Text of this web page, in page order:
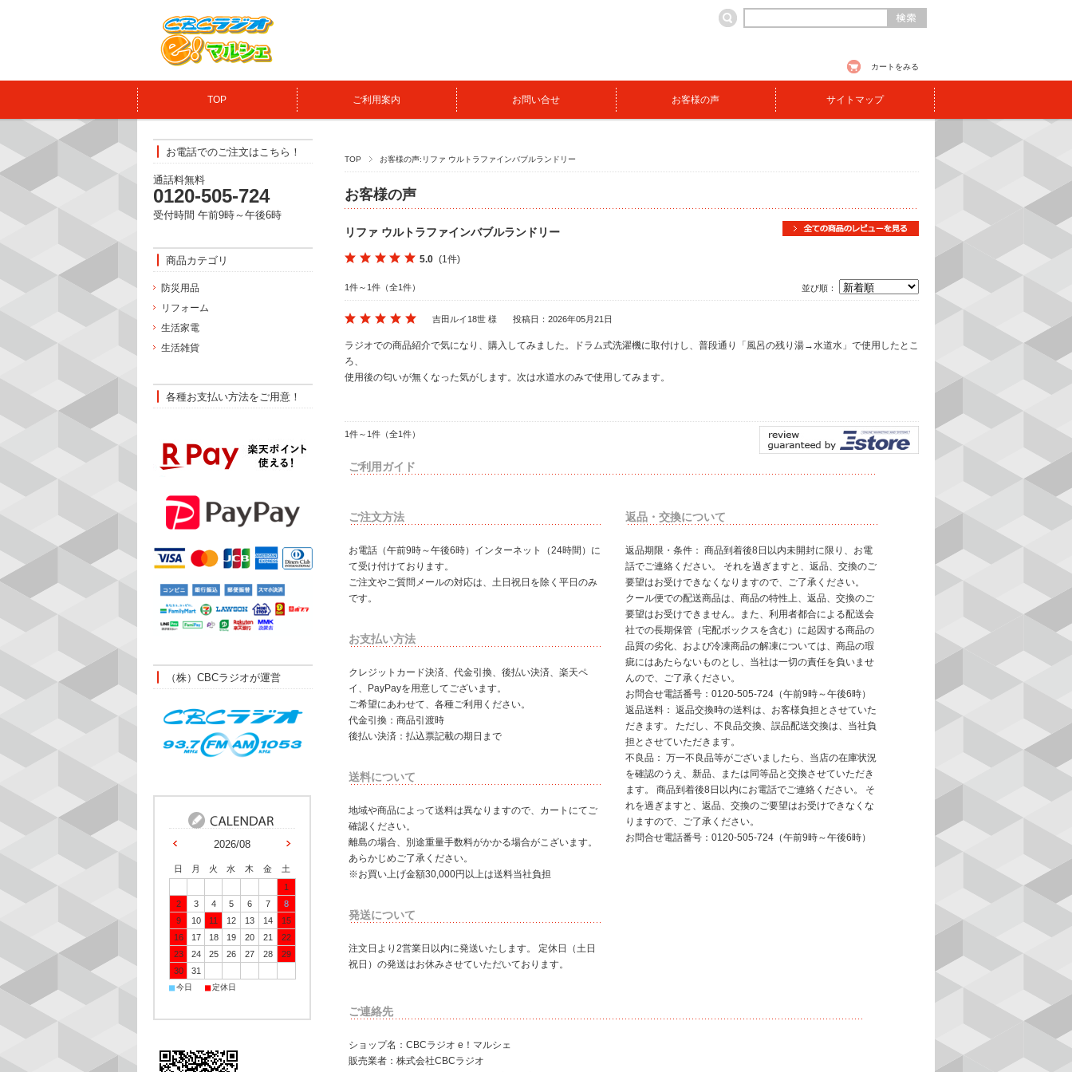
カートをみる
TOP ご利用案内 お問い合せ お客様の声 サイトマップ
TOP お客様の声:リファ ウルトラファインバブルランドリー
お客様の声
リファ ウルトラファインバブルランドリー
5.0 (1件)
1件～1件（全1件） 並び順：
吉田ルイ18世 様 投稿日：2026年05月21日
ラジオでの商品紹介で気になり、購入してみました。ドラム式洗濯機に取付けし、普段通り「風呂の残り湯→水道水」で使用したとこ
ろ、
使用後の匂いが無くなった気がします。次は水道水のみで使用してみます。
1件～1件（全1件）
ご利用ガイド
ご注文方法
お電話（午前9時～午後6時）インターネット（24時間）に
て受け付けております。
ご注文やご質問メールの対応は、土日祝日を除く平日のみ
です。
お支払い方法
クレジットカード決済、代金引換、後払い決済、楽天ペ
イ、PayPayを用意してございます。
ご希望にあわせて、各種ご利用ください。
代金引換：商品引渡時
後払い決済：払込票記載の期日まで
送料について
地域や商品によって送料は異なりますので、カートにてご
確認ください。
離島の場合、別途重量手数料がかかる場合がこざいます。
あらかじめご了承ください。
※お買い上げ金額30,000円以上は送料当社負担
発送について
注文日より2営業日以内に発送いたします。 定休日（土日
祝日）の発送はお休みさせていただいております。
返品・交換について
返品期限・条件： 商品到着後8日以内未開封に限り、お電
話でご連絡ください。 それを過ぎますと、返品、交換のご
要望はお受けできなくなりますので、ご了承ください。
クール便での配送商品は、商品の特性上、返品、交換のご
要望はお受けできません。また、利用者都合による配送会
社での長期保管（宅配ボックスを含む）に起因する商品の
品質の劣化、および冷凍商品の解凍については、商品の瑕
疵にはあたらないものとし、当社は一切の責任を負いませ
んので、ご了承ください。
お問合せ電話番号：0120-505-724（午前9時～午後6時）
返品送料： 返品交換時の送料は、お客様負担とさせていた
だきます。 ただし、不良品交換、誤品配送交換は、当社負
担とさせていただきます。
不良品： 万一不良品等がございましたら、当店の在庫状況
を確認のうえ、新品、または同等品と交換させていただき
ます。 商品到着後8日以内にお電話でご連絡ください。 そ
れを過ぎますと、返品、交換のご要望はお受けできなくな
りますので、ご了承ください。
お問合せ電話番号：0120-505-724（午前9時～午後6時）
ご連絡先
ショップ名：CBCラジオ e！マルシェ
販売業者：株式会社CBCラジオ
お電話でのご注文はこちら！
通話料無料
0120-505‐724
受付時間 午前9時～午後6時
商品カテゴリ
防災用品
リフォーム
生活家電
生活雑貨
各種お支払い方法をご用意！
（株）CBCラジオが運営
2026/08
日 月 火 水 木 金
土
1
2
3 4 5 6 7
8
9
10 11 12 13 14
15
16
17 18 19 20 21
22
23
24 25 26 27 28
29
30
31
■今日 ■定休日